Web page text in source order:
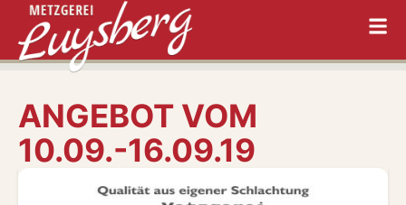
ANGEBOT VOM
10.09.-16.09.19